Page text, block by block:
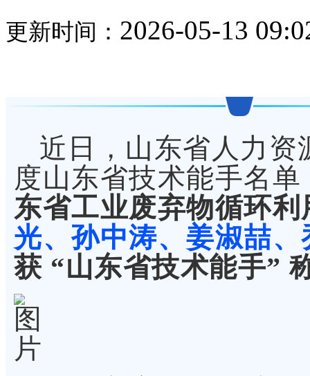
更新时间： 2026-05-13
近日，山东省人力资
度山东省技术能手名单
东省工业废弃物循环
光、孙中涛、 姜淑喆、
获 “山东省技术能手”